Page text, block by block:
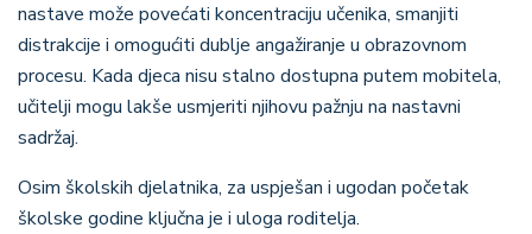
nastave može povećati koncentraciju učenika, smanjiti
distrakcije i omogućiti dublje angažiranje u obrazovnom
procesu. Kada djeca nisu stalno dostupna putem mobitela,
učitelji mogu lakše usmjeriti njihovu pažnju na nastavni
sadržaj.
Osim školskih djelatnika, za uspješan i ugodan početak
školske godine ključna je i uloga roditelja.